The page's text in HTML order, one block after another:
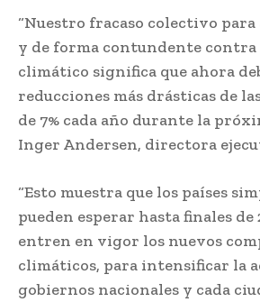
“Nuestro fracaso colectivo
y de forma contundente contra
climático significa que ahora
reducciones más drásticas de
de 7% cada año durante la
Inger Andersen, directora
“Esto muestra que los países
pueden esperar hasta finales de
entren en vigor los nuevos
climáticos, para intensificar la
gobiernos nacionales y cada